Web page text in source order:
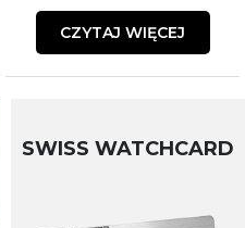
CZYTAJ WIĘCEJ
SWISS WATCHCARD